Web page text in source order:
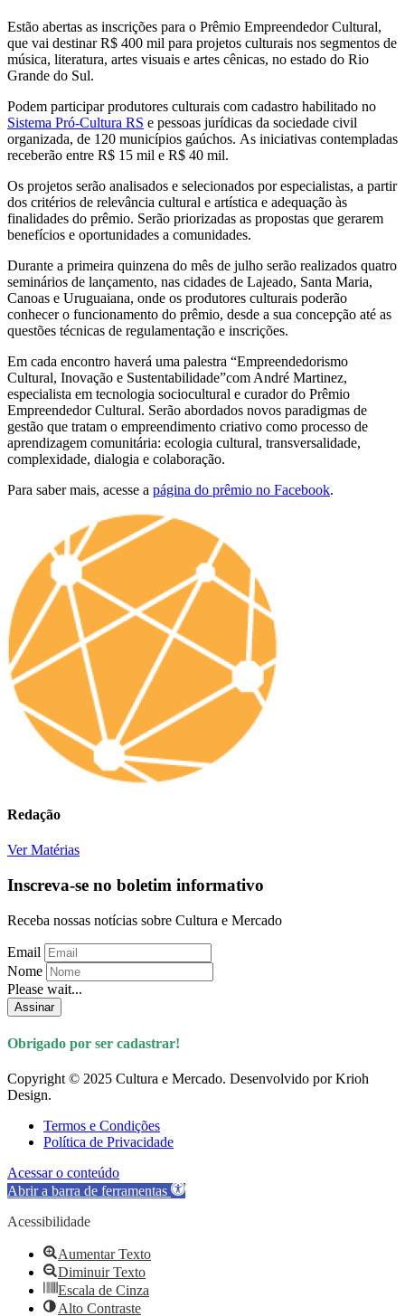
Estão abertas as inscrições para o Prêmio Empreendedor Cultural,
que vai destinar R$ 400 mil para projetos culturais nos segmentos de
música, literatura, artes visuais e artes cênicas, no estado do Rio
Grande do Sul.
Podem participar produtores culturais com cadastro habilitado no
Sistema Pró-Cultura RS e pessoas jurídicas da sociedade civil
organizada, de 120 municípios gaúchos. As iniciativas contempladas
receberão entre R$ 15 mil e R$ 40 mil.
Os projetos serão analisados e selecionados por especialistas, a partir
dos critérios de relevância cultural e artística e adequação às
finalidades do prêmio. Serão priorizadas as propostas que gerarem
benefícios e oportunidades a comunidades.
Durante a primeira quinzena do mês de julho serão realizados quatro
seminários de lançamento, nas cidades de Lajeado, Santa Maria,
Canoas e Uruguaiana, onde os produtores culturais poderão
conhecer o funcionamento do prêmio, desde a sua concepção até as
questões técnicas de regulamentação e inscrições.
Em cada encontro haverá uma palestra “Empreendedorismo
Cultural, Inovação e Sustentabilidade”com André Martinez,
especialista em tecnologia sociocultural e curador do Prêmio
Empreendedor Cultural. Serão abordados novos paradigmas de
gestão que tratam o empreendimento criativo como processo de
aprendizagem comunitária: ecologia cultural, transversalidade,
complexidade, dialogia e colaboração.
Para saber mais, acesse a página do prêmio no Facebook.
Redação
Ver Matérias
Inscreva-se no boletim informativo
Receba nossas notícias sobre Cultura e Mercado
Email
Nome
Please wait...
Assinar
Obrigado por ser cadastrar!
Copyright © 2025 Cultura e Mercado. Desenvolvido por Krioh
Design.
Termos e Condições
Política de Privacidade
Acessar o conteúdo
Abrir a barra de ferramentas
Acessibilidade
Aumentar Texto
Diminuir Texto
Escala de Cinza
Alto Contraste